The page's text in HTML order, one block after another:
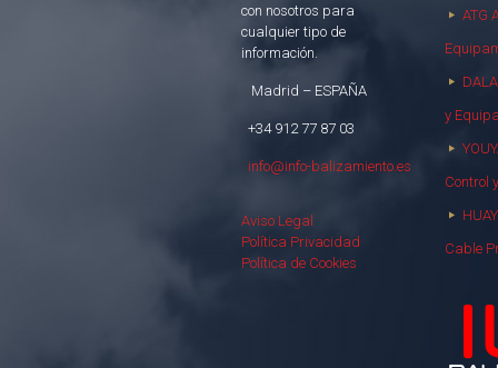
con nosotros para
cualquier tipo de
información.
Madrid – ESPAÑA
+34 912 77 87 03
info@info-balizamiento.es
Aviso Legal
Política Privacidad
Política de Cookies
ATG
y
Control
Cable